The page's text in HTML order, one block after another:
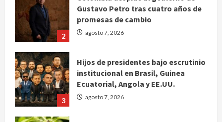
2
Gustavo Petro tras cuatro años de
promesas de cambio
agosto 7, 2026
3
Hijos de presidentes bajo escrutinio
institucional en Brasil, Guinea
Ecuatorial, Angola y EE.UU.
agosto 7, 2026